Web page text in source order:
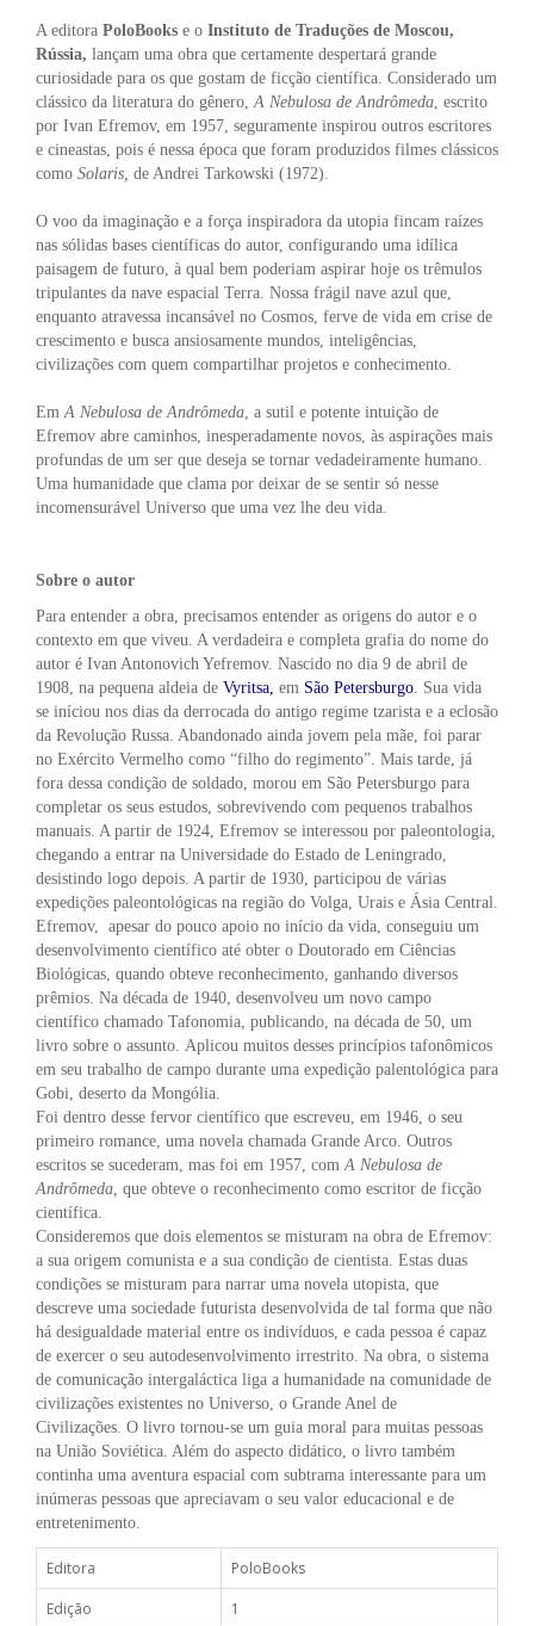
A editora PoloBooks e o Instituto de Traduções de Moscou,
Rússia, lançam uma obra que certamente despertará grande
curiosidade para os que gostam de ficção científica. Considerado um
clássico da literatura do gênero,A Nebulosa de Andrômeda, escrito
por Ivan Efremov, em 1957, seguramente inspirou outros escritores
e cineastas, pois é nessa época que foram produzidos filmes clássicos
como Solaris, de Andrei Tarkowski (1972).
O voo da imaginação e a força inspiradora da utopia fincam raízes
nas sólidas bases científicas do autor, configurando uma idílica
paisagem de futuro, à qual bem poderiam aspirar hoje os trêmulos
tripulantes da nave espacial Terra. Nossa frágil nave azul que,
enquanto atravessa incansável no Cosmos, ferve de vida em crise de
crescimento e busca ansiosamente mundos, inteligências,
civilizações com quem compartilhar projetos e conhecimento.
EmA Nebulosa de Andrômeda, a sutil e potente intuição de
Efremov abre caminhos, inesperadamente novos, às aspirações mais
profundas de um ser que deseja se tornar vedadeiramente humano.
Uma humanidade que clama por deixar de se sentir só nesse
incomensurável Universo que uma vez lhe deu vida.
Sobre o autor
Para entender a obra, precisamos entender as origens do autor e o
contexto em que viveu. A verdadeira e completa grafia do nome do
autor é Ivan Antonovich Yefremov. Nascido no dia 9 de abril de
1908, na pequena aldeia de Vyritsa, em São Petersburgo. Sua vida
se iníciou nos dias da derrocada do antigo regime tzarista e a eclosão
da Revolução Russa. Abandonado ainda jovem pela mãe, foi parar
no Exército Vermelho como “filho do regimento”. Mais tarde, já
fora dessa condição de soldado, morou em São Petersburgo para
completar os seus estudos, sobrevivendo com pequenos trabalhos
manuais. A partir de 1924, Efremov se interessou por paleontologia,
chegando a entrar na Universidade do Estado de Leningrado,
desistindo logo depois. A partir de 1930, participou de várias
expedições paleontológicas na região do Volga, Urais e Ásia Central.
Efremov, apesar do pouco apoio no início da vida, conseguiu um
desenvolvimento científico até obter o Doutorado em Ciências
Biológicas, quando obteve reconhecimento, ganhando diversos
prêmios. Na década de 1940, desenvolveu um novo campo
científico chamado Tafonomia, publicando, na década de 50, um
livro sobre o assunto. Aplicou muitos desses princípios tafonômicos
em seu trabalho de campo durante uma expedição palentológica para
Gobi, deserto da Mongólia.
Foi dentro desse fervor científico que escreveu, em 1946, o seu
primeiro romance, uma novela chamada Grande Arco. Outros
escritos se sucederam, mas foi em 1957, comA Nebulosa de
Andrômeda, que obteve o reconhecimento como escritor de ficção
científica.
Consideremos que dois elementos se misturam na obra de Efremov:
a sua origem comunista e a sua condição de cientista. Estas duas
condições se misturam para narrar uma novela utopista, que
descreve uma sociedade futurista desenvolvida de tal forma que não
há desigualdade material entre os indivíduos, e cada pessoa é capaz
de exercer o seu autodesenvolvimento irrestrito. Na obra, o sistema
de comunicação intergaláctica liga a humanidade na comunidade de
civilizações existentes no Universo, o Grande Anel de
Civilizações. O livro tornou-se um guia moral para muitas pessoas
na União Soviética. Além do aspecto didático, o livro também
continha uma aventura espacial com subtrama interessante para um
inúmeras pessoas que apreciavam o seu valor educacional e de
entretenimento.
Editora
PoloBooks
Edição
1